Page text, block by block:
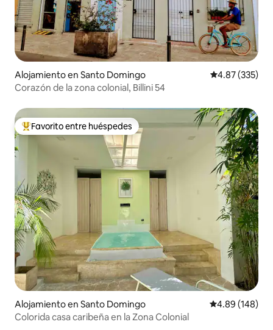
Alojamiento en Santo Domingo Calificación
4.87 (335)
Corazón de la zona colonial, Billini 54
Favorito entre huéspedes preferido
Favorito entre huéspedes
Alojamiento en Santo Domingo Calificación
4.89 (148)
Colorida casa caribeña en la Zona Colonial